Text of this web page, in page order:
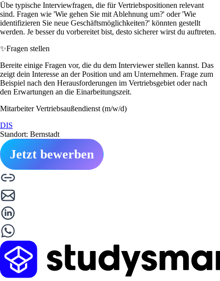
Übe typische Interviewfragen, die für Vertriebspositionen relevant
sind. Fragen wie 'Wie gehen Sie mit Ablehnung um?' oder 'Wie
identifizieren Sie neue Geschäftsmöglichkeiten?' könnten gestellt
werden. Je besser du vorbereitet bist, desto sicherer wirst du auftreten.
✨Fragen stellen
Bereite einige Fragen vor, die du dem Interviewer stellen kannst. Das
zeigt dein Interesse an der Position und am Unternehmen. Frage zum
Beispiel nach den Herausforderungen im Vertriebsgebiet oder nach
den Erwartungen an die Einarbeitungszeit.
Mitarbeiter Vertriebsaußendienst (m/w/d)
DIS
Standort: Bernstadt
Jetzt bewerben